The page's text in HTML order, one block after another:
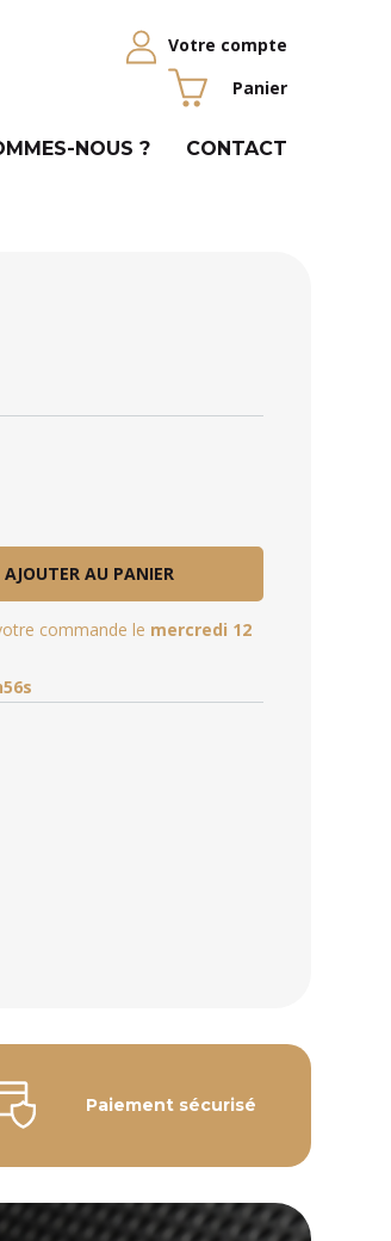
Votre compte
Panier
NOUS ? CONTACT
AJOUTER AU PANIER
commande le mercredi 12
Paiement sécurisé